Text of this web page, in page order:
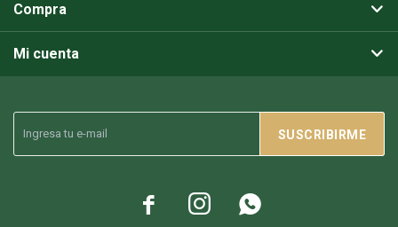
SUSCRIBIRME
  
Compra
Mi cuenta